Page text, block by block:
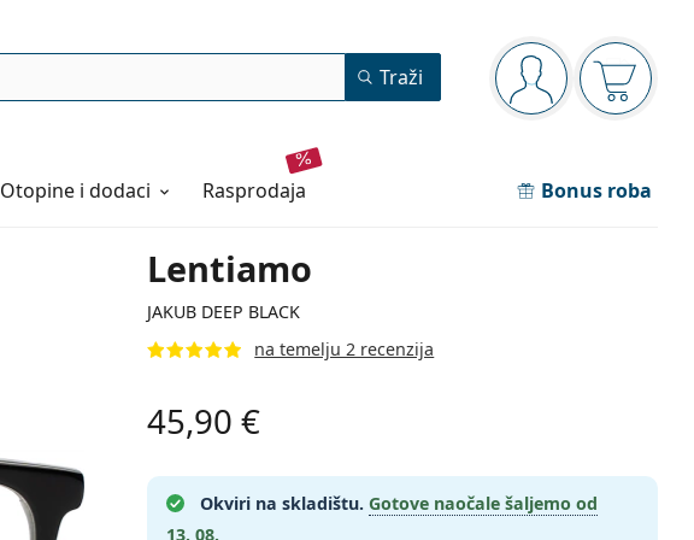
Navigacijska ploča
ste prijavljeni
Traži
Otopine i dodaci rasprodaja Bonus roba
Lentiamo
JAKUB DEEP BLACK
na temelju 2 recenzija
45,90 €
Okviri na skladištu. Gotove naočale šaljemo od
13. 08.